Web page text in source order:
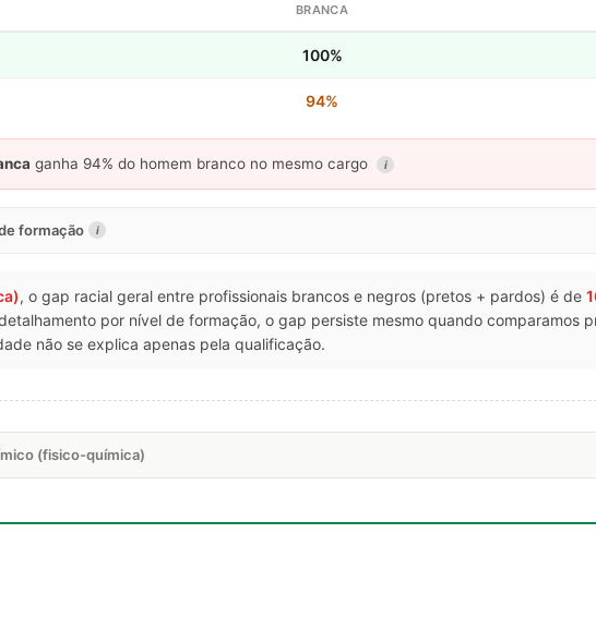
BRANCA
100%
94%
ganha 94% do homem branco no mesmo cargo i
formação i
, o gap racial geral entre profissionais brancos e negros (pretos + pardos) é de
por nível de formação, o gap persiste mesmo quando comparamos
não se explica apenas pela qualificação.
(fisico-química)